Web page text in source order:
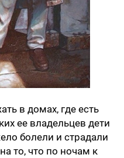
в домах, где есть
ее владельцев дети
болели и страдали
то, что по ночам к